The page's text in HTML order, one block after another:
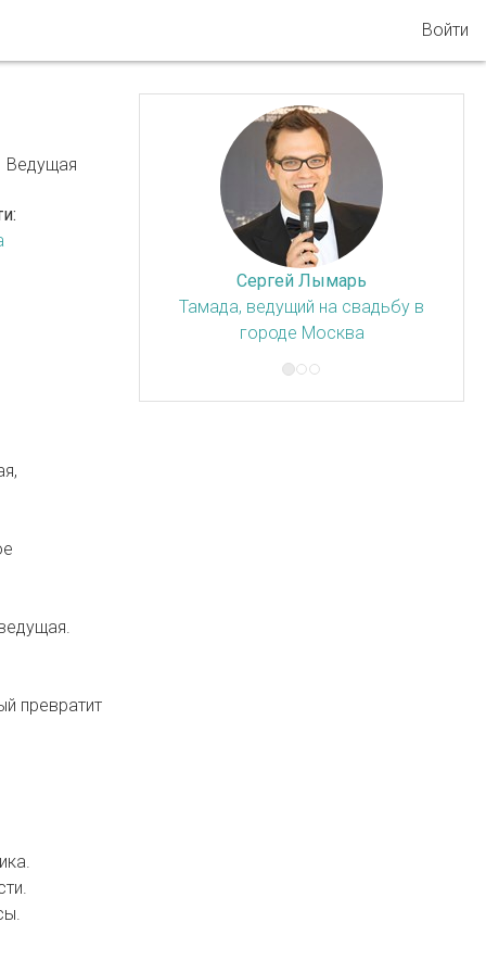
Войти
Ведущая
превратит
Сергей Лымарь
Тамада, ведущий на свадьбу в
городе Москва